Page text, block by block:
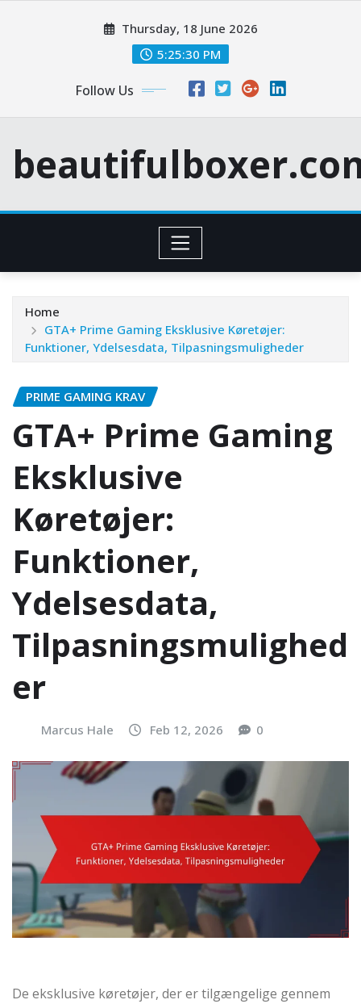
Thursday, 18 June 2026
5:25:31 PM
Follow Us
Home
GTA+ Prime Gaming Eksklusive Køretøjer:
Funktioner, Ydelsesdata, Tilpasningsmuligheder
PRIME GAMING KRAV
GTA+ Prime Gaming
Eksklusive
Køretøjer:
Funktioner,
Ydelsesdata,
Tilpasningsmulighed
er
Marcus Hale Feb 12, 2026 0
De eksklusive køretøjer, der er tilgængelige gennem